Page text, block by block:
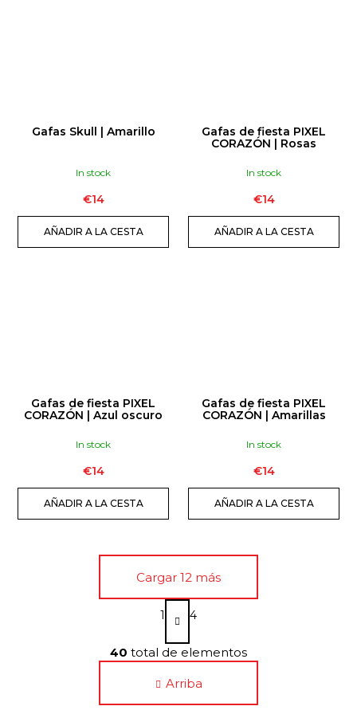
Gafas Skull | Amarillo
In stock
€14
AÑADIR A LA CESTA
Gafas de fiesta PIXEL
CORAZÓN | Rosas
In stock
€14
AÑADIR A LA CESTA
Gafas de fiesta PIXEL
CORAZÓN | Azul oscuro
In stock
€14
AÑADIR A LA CESTA
Gafas de fiesta PIXEL
CORAZÓN | Amarillas
In stock
€14
AÑADIR A LA CESTA
C
o
n
t
Cargar 12 más
P
a
i
n
a
1 4
40 total de elementos
Arriba